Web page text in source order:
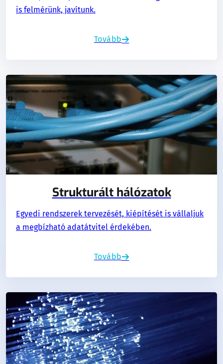
is felmérünk, javítunk.
Tovább
Strukturált hálózatok
Egyedi rendszerek tervezését, kiépítését is vállaljuk
a megbízható adatátvitel érdekében.
Tovább